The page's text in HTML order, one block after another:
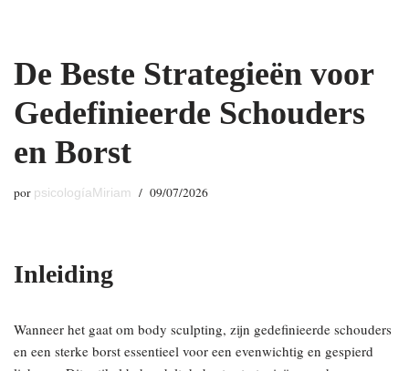
al
contenido
De Beste Strategieën voor
Gedefinieerde Schouders
en Borst
por psicologíaMiriam 09/07/2026
Inleiding
Wanneer het gaat om body sculpting, zijn gedefinieerde schouders
en een sterke borst essentieel voor een evenwichtig en gespierd